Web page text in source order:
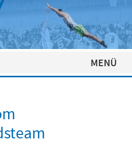
MENÜ